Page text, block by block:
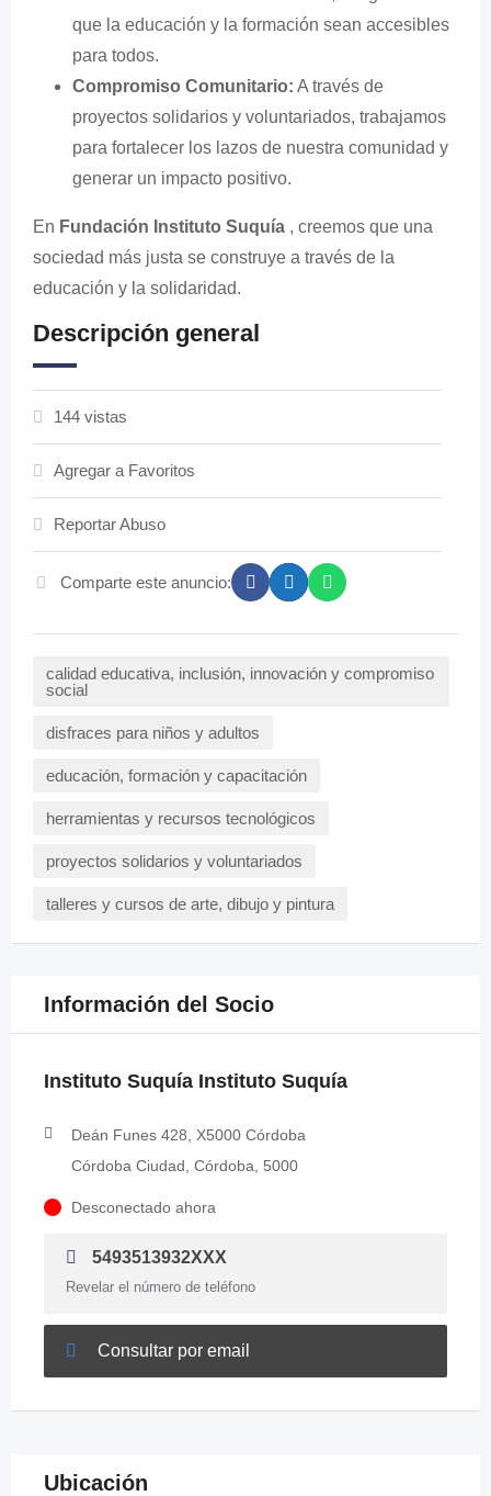
que la educación y la formación sean accesibles
para todos.
Compromiso Comunitario: A través de
proyectos solidarios y voluntariados, trabajamos
para fortalecer los lazos de nuestra comunidad y
generar un impacto positivo.
En Fundación Instituto Suquía , creemos que una
sociedad más justa se construye a través de la
educación y la solidaridad.
Descripción general
144 vistas
Agregar a Favoritos
Reportar Abuso
Comparte este anuncio:
calidad educativa, inclusión, innovación y compromiso
social
disfraces para niños y adultos
educación, formación y capacitación
herramientas y recursos tecnológicos
proyectos solidarios y voluntariados
talleres y cursos de arte, dibujo y pintura
Información del Socio
Instituto Suquía Instituto Suquía
Deán Funes 428, X5000 Córdoba
Córdoba Ciudad, Córdoba, 5000
Desconectado ahora
5493513932XXX
Revelar el número de teléfono
Consultar por email
Ubicación